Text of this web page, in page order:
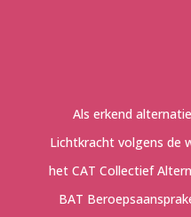
Als erkend
Lichtkracht volgens de
het CAT Collectief
BAT